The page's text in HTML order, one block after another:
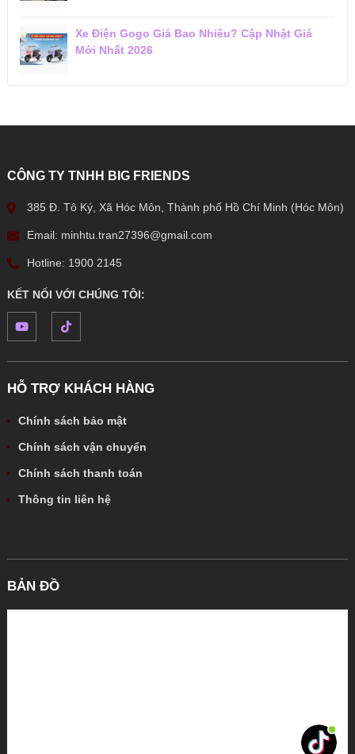
Xe Điện Gogo Giá Bao Nhiêu? Cập Nhật Giá
Mới Nhất 2026
CÔNG TY TNHH BIG FRIENDS
385 Đ. Tô Ký, Xã Hóc Môn, Thành phố Hồ Chí Minh (Hóc Môn)
Email: minhtu.tran27396@gmail.com
Hotline: 1900 2145
KẾT NỐI VỚI CHÚNG TÔI:
HỖ TRỢ KHÁCH HÀNG
Chính sách bảo mật
Chính sách vận chuyển
Chính sách thanh toán
Thông tin liên hệ
BẢN ĐỒ